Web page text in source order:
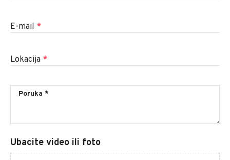
E-mail *
Lokacija *
Ubacite video ili foto